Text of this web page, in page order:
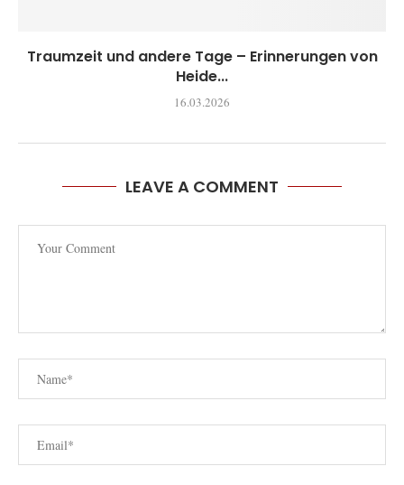
Traumzeit und andere Tage – Erinnerungen von
Heide...
16.03.2026
LEAVE A COMMENT